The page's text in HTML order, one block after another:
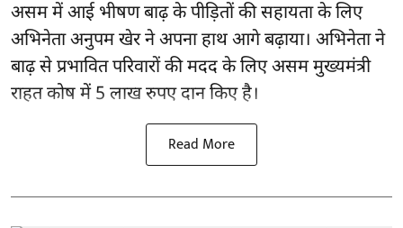
असम में आई भीषण बाढ़ केपीड़ितों की सहायताके लिए
अभिनेता अनुपम खेर ने अपना हाथ आगे बढ़ाया। अभिनेता ने
बाढ़ से प्रभावित परिवारों की मदद के लिए असम मुख्यमंत्री
राहत कोष में 5 लाख रुपए दान किए है।
Read More